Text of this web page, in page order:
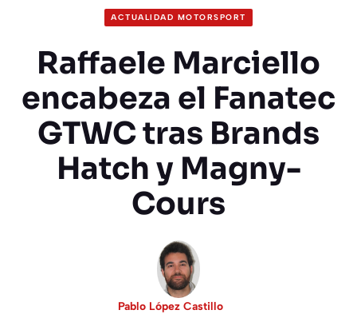
ACTUALIDAD MOTORSPORT
Raffaele Marciello
encabeza el Fanatec
GTWC tras Brands
Hatch y Magny-
Cours
Pablo López Castillo